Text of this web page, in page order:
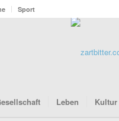
Sport
Leben Kultur